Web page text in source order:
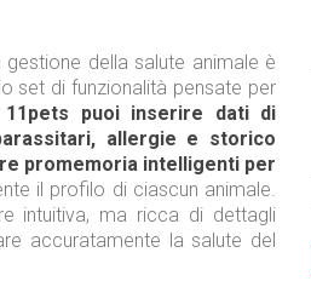
della salute animale è
set di funzionalità pensate per
11pets puoi inserire dati di
allergie e storico
promemoria intelligenti per
il profilo di ciascun animale.
intuitiva, ma ricca di dettagli
accuratamente la salute del